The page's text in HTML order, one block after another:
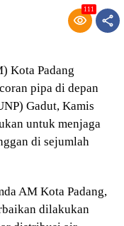
111
Kota Padang
pipa di depan
Gadut, Kamis
untuk menjaga
di sejumlah
AM Kota Padang,
dilakukan